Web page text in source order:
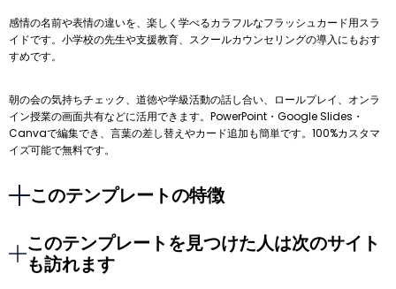
感情の名前や表情の違いを、楽しく学べるカラフルなフラッシュカード用スラ
イドです。小学校の先生や支援教育、スクールカウンセリングの導入にもおす
すめです。
朝の会の気持ちチェック、道徳や学級活動の話し合い、ロールプレイ、オンラ
イン授業の画面共有などに活用できます。PowerPoint・Google Slides・
Canvaで編集でき、言葉の差し替えやカード追加も簡単です。100%カスタマ
イズ可能で無料です。
このテンプレートの特徴
このテンプレートを見つけた人は次のサイト
も訪れます